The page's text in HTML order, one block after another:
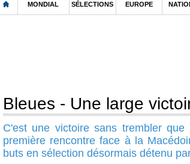
MONDIAL SÉLECTIONS EUROPE
Bleues - Une large
C'est une victoire sans trembler
première rencontre face à la
buts en sélection désormais détenu